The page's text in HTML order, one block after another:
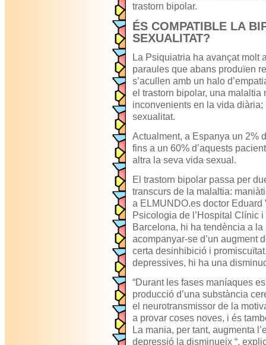
trastorn bipolar.
ÉS COMPATIBLE LA
SEXUALITAT?
La Psiquiatria ha avançat molt
paraules que abans produïen
s’acullen amb un halo
el trastorn bipolar, una
inconvenients en la vida diària;
sexualitat.
Actualment, a Espanya un 2%
fins a un 60% d’aquests
altra la seva vida sexual.
El trastorn bipolar passa per
transcurs de la malaltia:
a ELMUNDO.es doctor
Psicologia de l’Hospital Clínic
Barcelona, ​​hi ha tendència a
acompanyar-se d’un augment
certa desinhibició i
depressives, hi ha una
“Durant les fases maníaques
producció d’una substància
el neurotransmissor de la
a provar coses noves, i és
La mania, per tant, augmenta
depressió la disminueix “,